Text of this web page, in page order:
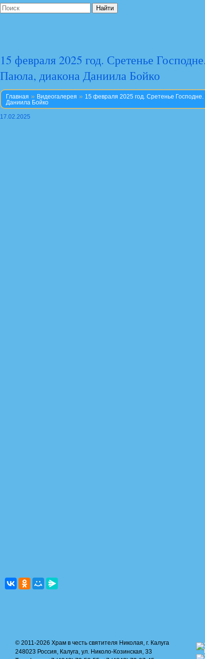
15 февраля 2025 год. Сретенье
Паюла, диакона Даниила Бойко
Главная » Видеогалерея » 15 февраля 2025 год. Сретенье
Даниила Бойко
17.02.2025
© 2011-2026 Храм в честь святителя Николая, г. Калуга
248023 Россия, Калуга, ул. Николо-Козинская, 33